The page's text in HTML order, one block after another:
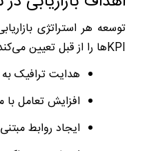
توسعه هر استراتژی
KPIها را از قبل تعیین
هدایت ترافیک
افزایش تعامل
ایجاد روابط